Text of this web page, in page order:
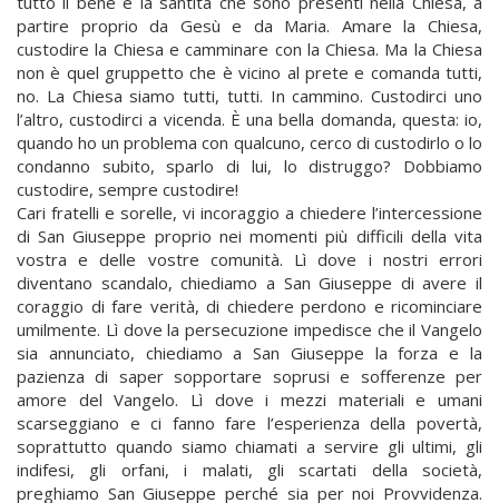
partire proprio da Gesù e da Maria. Amare la Chiesa,
custodire la Chiesa e camminare con la Chiesa. Ma la Chiesa
non è quel gruppetto che è vicino al prete e comanda tutti,
no. La Chiesa siamo tutti, tutti. In cammino. Custodirci uno
l’altro, custodirci a vicenda. È una bella domanda, questa: io,
quando ho un problema con qualcuno, cerco di custodirlo o lo
condanno subito, sparlo di lui, lo distruggo? Dobbiamo
custodire, sempre custodire!
Cari fratelli e sorelle, vi incoraggio a chiedere l’intercessione
di San Giuseppe proprio nei momenti più difficili della vita
vostra e delle vostre comunità. Lì dove i nostri errori
diventano scandalo, chiediamo a San Giuseppe di avere il
coraggio di fare verità, di chiedere perdono e ricominciare
umilmente. Lì dove la persecuzione impedisce che il Vangelo
sia annunciato, chiediamo a San Giuseppe la forza e la
pazienza di saper sopportare soprusi e sofferenze per
amore del Vangelo. Lì dove i mezzi materiali e umani
scarseggiano e ci fanno fare l’esperienza della povertà,
soprattutto quando siamo chiamati a servire gli ultimi, gli
indifesi, gli orfani, i malati, gli scartati della società,
preghiamo San Giuseppe perché sia per noi Provvidenza.